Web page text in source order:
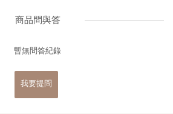
商品問與答
暫無問答紀錄
我要提問